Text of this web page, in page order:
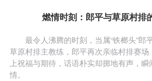
燃情时刻：郎平与草原村排
最令人沸腾的时刻，当属“铁榔头”郎
草原村排主教练，郎平再次亲临村排赛场
上祝福与期待，话语朴实却掷地有声，瞬
情。